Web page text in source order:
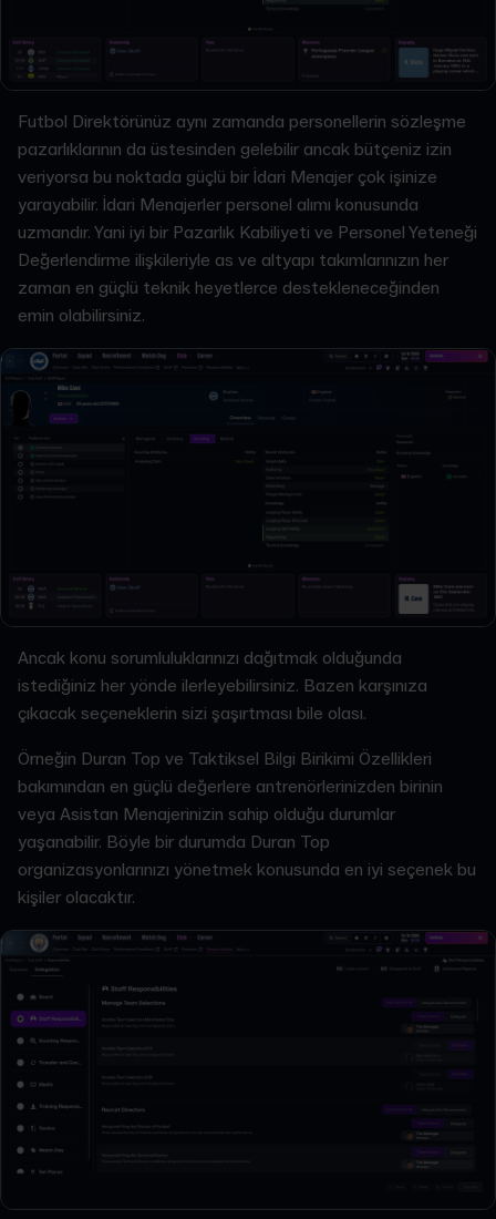
Futbol Direktörünüz aynı zamanda personellerin sözleşme
pazarlıklarının da üstesinden gelebilir ancak bütçeniz izin
veriyorsa bu noktada güçlü bir İdari Menajer çok işinize
yarayabilir. İdari Menajerler personel alımı konusunda
uzmandır. Yani iyi bir Pazarlık Kabiliyeti ve Personel Yeteneği
Değerlendirme ilişkileriyle as ve altyapı takımlarınızın her
zaman en güçlü teknik heyetlerce destekleneceğinden
emin olabilirsiniz.
Ancak konu sorumluluklarınızı dağıtmak olduğunda
istediğiniz her yönde ilerleyebilirsiniz. Bazen karşınıza
çıkacak seçeneklerin sizi şaşırtması bile olası.
Örneğin Duran Top ve Taktiksel Bilgi Birikimi Özellikleri
bakımından en güçlü değerlere antrenörlerinizden birinin
veya Asistan Menajerinizin sahip olduğu durumlar
yaşanabilir. Böyle bir durumda Duran Top
organizasyonlarınızı yönetmek konusunda en iyi seçenek bu
kişiler olacaktır.